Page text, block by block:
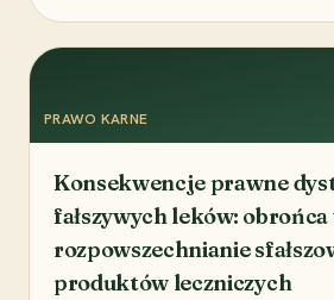
PRAWO KARNE
Konsekwencje prawne
fałszywych leków:
rozpowszechnianie
produktów leczniczych